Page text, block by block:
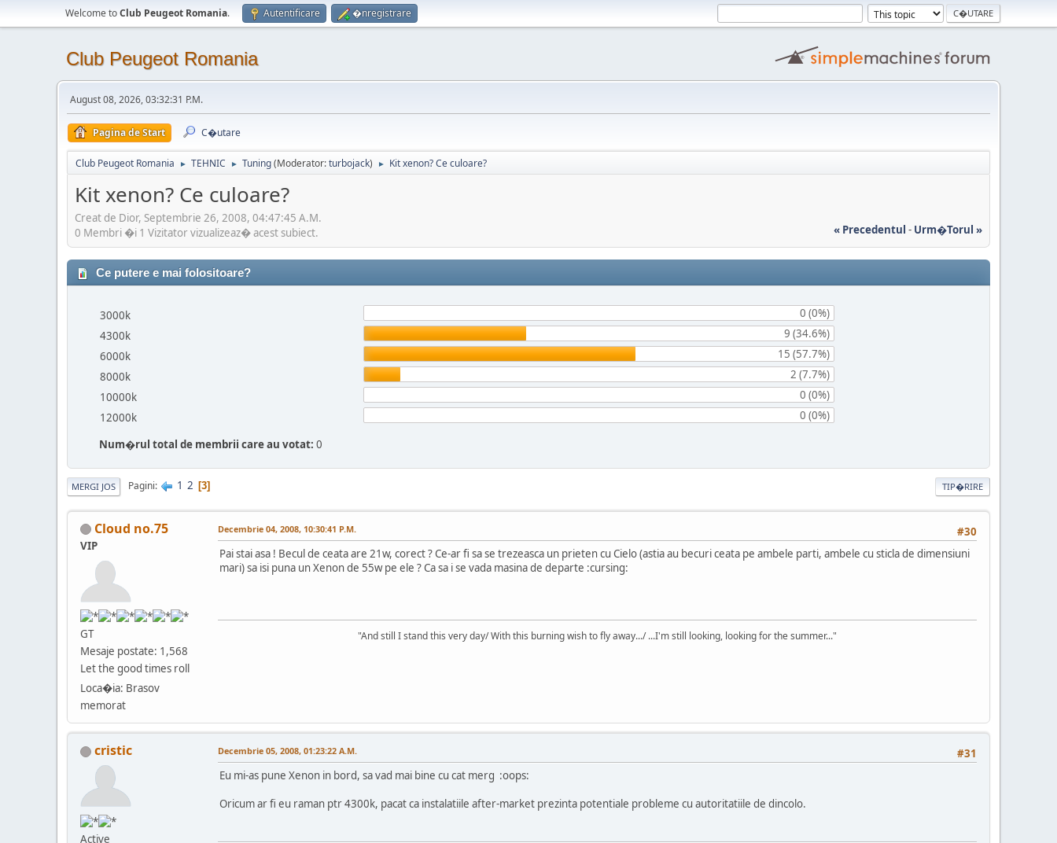
Welcome toClub Peugeot Romania. Autentificare �nregistrare
Club Peugeot Romania
August 08, 2026, 03:32:31 P.M.
Pagina de Start C�utare
Club Peugeot Romania ► TEHNIC ► Tuning(Moderator:turbojack) ► Kit xenon? Ce culoare?
Kit xenon? Ce culoare?
Creat de Dior, Septembrie 26, 2008, 04:47:45 A.M.
« Precedentul - Urm�torul »
0 Membri �i 1 Vizitator vizualizeaz� acest subiect.
Ce putere e mai folositoare?
3000k
0 (0%)
4300k
9 (34.6%)
6000k
15 (57.7%)
8000k
2 (7.7%)
10000k
0 (0%)
12000k
0 (0%)
Num�rul total de membrii care au votat: 0
TIP�RIRE
MERGI JOS Pagini 1 2 3
Cloud no.75
VIP
GT
Mesaje postate: 1,568
Let the good times roll
Loca�ia: Brasov
memorat
#30
Decembrie 04, 2008, 10:30:41 P.M.
Pai stai asa ! Becul de ceata are 21w, corect ? Ce-ar fi sa se trezeasca un prieten cu Cielo (astia au becuri ceata pe ambele parti, ambele cu sticla de dimensiuni
mari) sa isi puna un Xenon de 55w pe ele ? Ca sa i se vada masina de departe :cursing:
"And still I stand this very day/ With this burning wish to fly away.../ ...I'm still looking, looking for the summer..."
cristic
Active
#31
Decembrie 05, 2008, 01:23:22 A.M.
Eu mi-as pune Xenon in bord, sa vad mai bine cu cat merg :oops:
Oricum ar fi eu raman ptr 4300k, pacat ca instalatiile after-market prezinta potentiale probleme cu autoritatiile de dincolo.